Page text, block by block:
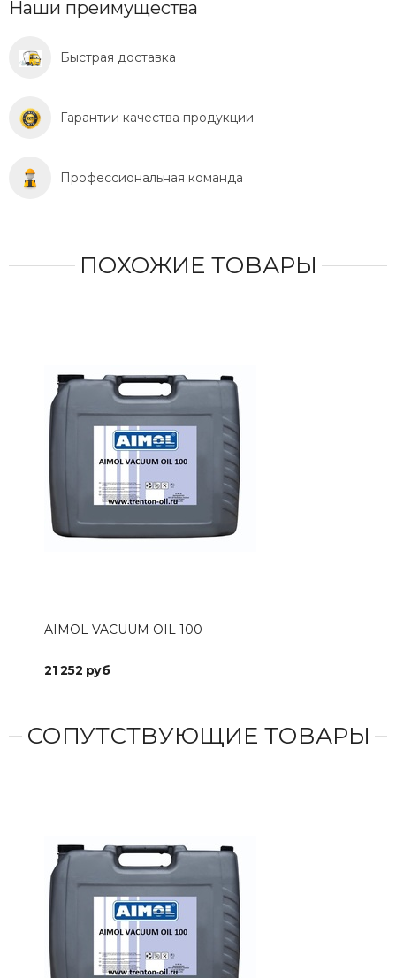
Наши преимущества
Быстрая доставка
Гарантии качества продукции
Профессиональная команда
ПОХОЖИЕ ТОВАРЫ
AIMOL VACUUM OIL 100
21 252 руб
СОПУТСТВУЮЩИЕ ТОВАРЫ